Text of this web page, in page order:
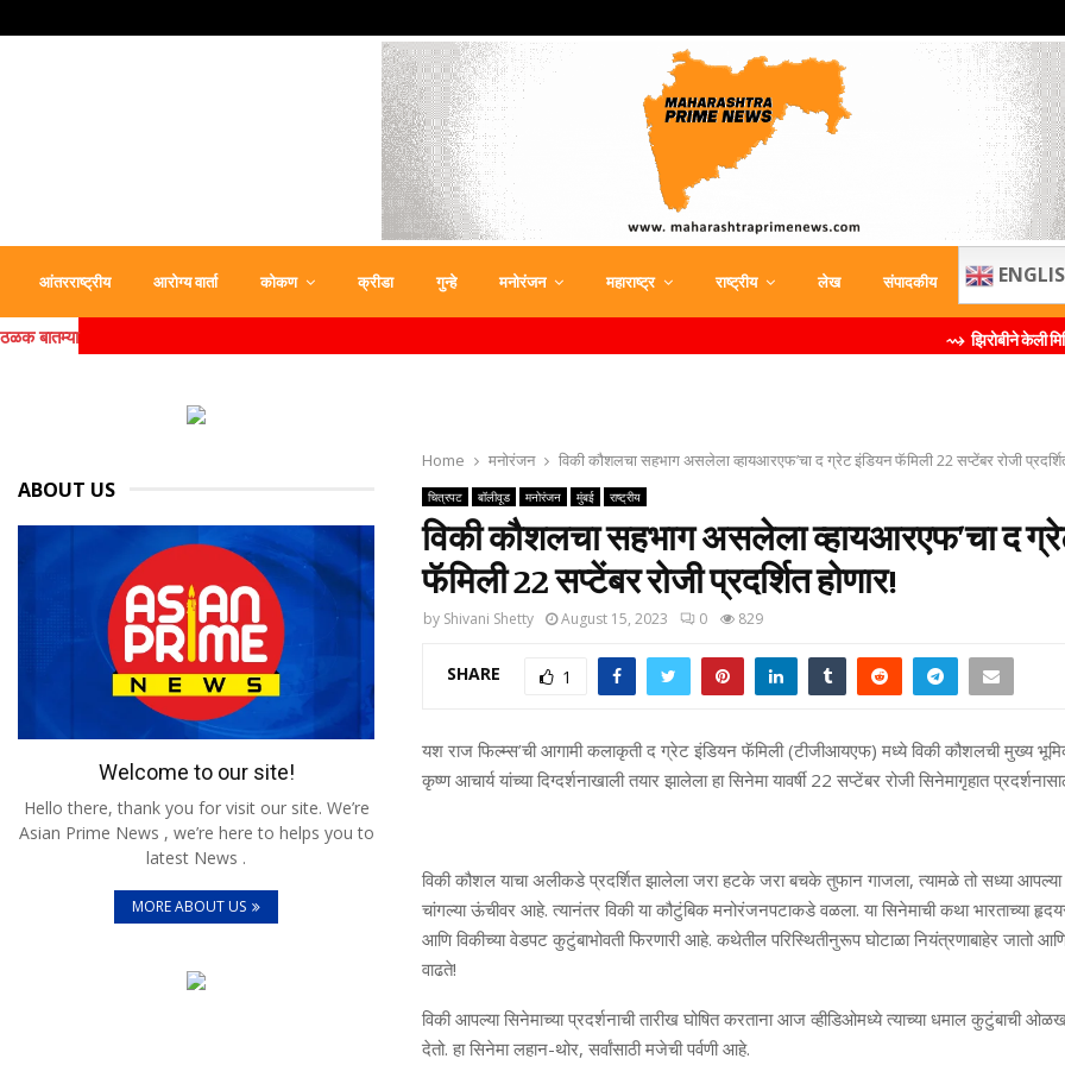
आंतरराष्ट्रीय आरोग्य वार्ता कोकण क्रीडा गुन्हे मनोरंजन महाराष्ट्र राष्ट्रीय लेख संपादकीय
ठळक बातम्या ⇝ झिरोबीने केली मिलिंद सोमण
Home मनोरंजन विकी कौशलचा सहभाग असलेला व्हायआरएफ’चा द ग्रेट इंडियन फॅमिली 22 सप्टेंबर रोजी
चित्रपट बॉलीवूड मनोरंजन मुंबई राष्ट्रीय
विकी कौशलचा सहभाग असलेला व्हायआरएफ’चा द
फॅमिली 22 सप्टेंबर रोजी प्रदर्शित होणार!
by Shivani Shetty August 15, 2023 0 829
SHARE 1
यश राज फिल्म्स’ची आगामी कलाकृती द ग्रेट इंडियन फॅमिली (टीजीआयएफ) मध्ये विकी कौशलची मुख्य
कृष्ण आचार्य यांच्या दिग्दर्शनाखाली तयार झालेला हा सिनेमा यावर्षी 22 सप्टेंबर रोजी सिनेमागृहात
विकी कौशल याचा अलीकडे प्रदर्शित झालेला जरा हटके जरा बचके तुफान गाजला, त्यामळे तो सध्या
चांगल्या ऊंचीवर आहे. त्यानंतर विकी या कौटुंबिक मनोरंजनपटाकडे वळला. या सिनेमाची कथा भारताच्या
आणि विकीच्या वेडपट कुटुंबाभोवती फिरणारी आहे. कथेतील परिस्थितीनुरूप घोटाळा नियंत्रणाबाहेर जातो
वाढते!
विकी आपल्या सिनेमाच्या प्रदर्शनाची तारीख घोषित करताना आज व्हीडिओमध्ये त्याच्या धमाल कुटुंबाची
देतो. हा सिनेमा लहान-थोर, सर्वांसाठी मजेची पर्वणी आहे.
ABOUT US
Welcome to our site!
Hello there, thank you for visit our site. We’re
Asian Prime News , we’re here to helps you to
latest News .
MORE ABOUT US